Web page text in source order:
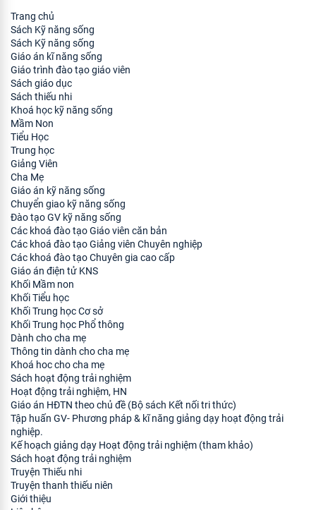
Trang chủ
Sách Kỹ năng sống
Sách Kỹ năng sống
Giáo án kĩ năng sống
Giáo trình đào tạo giáo viên
Sách giáo dục
Sách thiếu nhi
Khoá học kỹ năng sống
Mầm Non
Tiểu Học
Trung học
Giảng Viên
Cha Mẹ
Giáo án kỹ năng sống
Chuyển giao kỹ năng sống
Đào tạo GV kỹ năng sống
Các khoá đào tạo Giáo viên căn bản
Các khoá đào tạo Giảng viên Chuyên nghiệp
Các khoá đào tạo Chuyên gia cao cấp
Giáo án điện tử KNS
Khối Mầm non
Khối Tiểu học
Khối Trung học Cơ sở
Khối Trung học Phổ thông
Dành cho cha mẹ
Thông tin dành cho cha mẹ
Khoá hoc cho cha mẹ
Sách hoạt động trải nghiệm
Hoạt động trải nghiệm, HN
Giáo án HĐTN theo chủ đề (Bộ sách Kết nối tri thức)
Tập huấn GV- Phương pháp & kĩ năng giảng dạy hoạt động trải
nghiệp.
Kế hoạch giảng dạy Hoạt động trải nghiệm (tham khảo)
Sách hoạt động trải nghiệm
Truyện Thiếu nhi
Truyện thanh thiếu niên
Giới thiệu